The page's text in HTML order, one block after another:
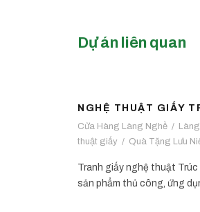
Dự án liên quan
NGHỆ THUẬT
NGHỆ THUẬT GIẤY
Cửa Hàng Làng Nghề /
thuật giấy / Quà Tặng Lưu
Tranh giấy nghệ thuật
sản phẩm thủ công, ứng